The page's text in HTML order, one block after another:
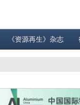
《资源再生》杂志